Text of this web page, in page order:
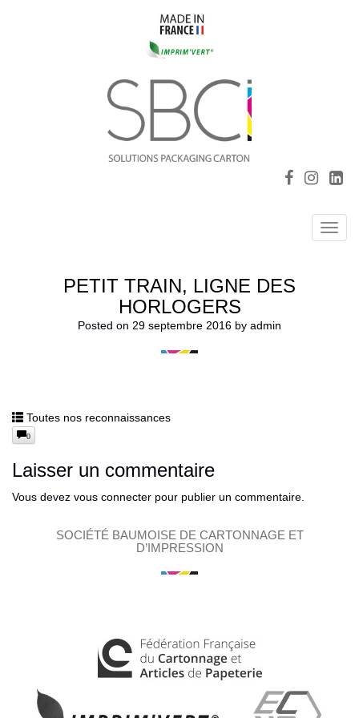
PETIT TRAIN, LIGNE DES
HORLOGERS
Posted on 29 septembre 2016 by admin
Toutes nos reconnaissances
0
Laisser un commentaire
Vous devez vous connecter pour publier un commentaire.
SOCIÉTÉ BAUMOISE DE CARTONNAGE ET
D’IMPRESSION